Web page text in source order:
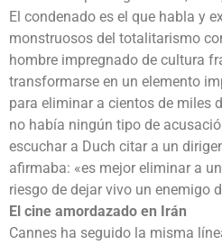
El condenado es el que habla y
monstruosos del totalitarismo
hombre impregnado de cultura
transformarse en un elemento
para eliminar a cientos de miles
no había ningún tipo de
escuchar a Duch citar a un
afirmaba: «es mejor eliminar a
riesgo de dejar vivo un enemigo
El cine amordazado en Irán
Cannes ha seguido la misma